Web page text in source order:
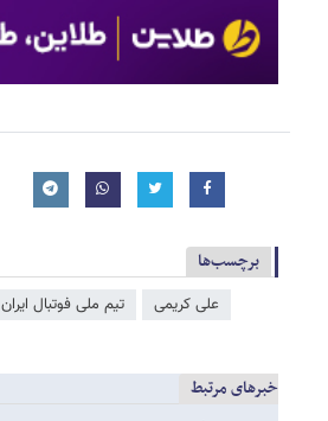
برچسب‌ها
علی کریمی تیم ملی فوتبال ایران
خبرهای مرتبط